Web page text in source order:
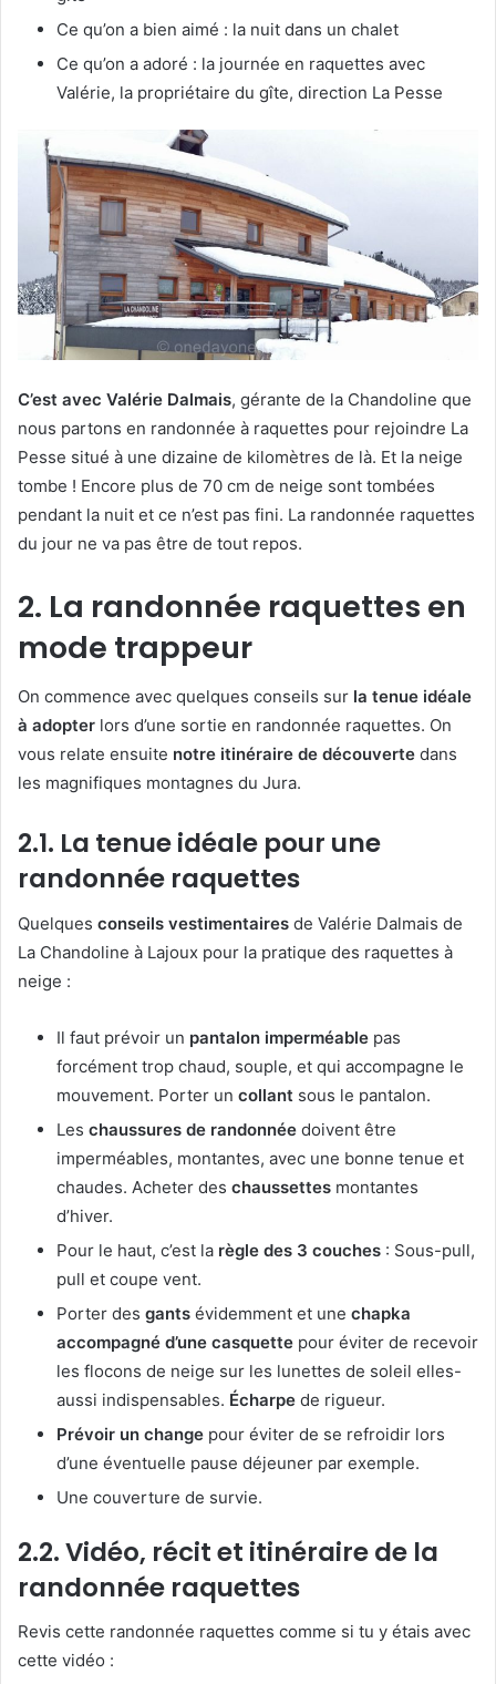
Ce qu’on a bien aimé : la nuit dans un chalet
Ce qu’on a adoré : la journée en raquettes avec
Valérie, la propriétaire du gîte, direction La Pesse
C’est avec Valérie Dalmais, gérante de la Chandoline que
nous partons en randonnée à raquettes pour rejoindre La
Pesse situé à une dizaine de kilomètres de là. Et la neige
tombe ! Encore plus de 70 cm de neige sont tombées
pendant la nuit et ce n’est pas fini. La randonnée raquettes
du jour ne va pas être de tout repos.
2. La randonnée raquettes en
mode trappeur
On commence avec quelques conseils sur la tenue idéale
à adopter lors d’une sortie en randonnée raquettes. On
vous relate ensuite notre itinéraire de découverte dans
les magnifiques montagnes du Jura.
2.1. La tenue idéale pour une
randonnée raquettes
Quelques conseils vestimentaires de Valérie Dalmais de
La Chandoline à Lajoux pour la pratique des raquettes à
neige :
Il faut prévoir un pantalon imperméable pas
forcément trop chaud, souple, et qui accompagne le
mouvement. Porter un collant sous le pantalon.
Les chaussures de randonnée doivent être
imperméables, montantes, avec une bonne tenue et
chaudes. Acheter des chaussettes montantes
d’hiver.
Pour le haut, c’est la règle des 3 couches : Sous-pull,
pull et coupe vent.
Porter des gants évidemment et une chapka
accompagné d’une casquette pour éviter de recevoir
les flocons de neige sur les lunettes de soleil elles-
aussi indispensables. Écharpe de rigueur.
Prévoir un change pour éviter de se refroidir lors
d’une éventuelle pause déjeuner par exemple.
Une couverture de survie.
2.2. Vidéo, récit et itinéraire de la
randonnée raquettes
Revis cette randonnée raquettes comme si tu y étais avec
cette vidéo :